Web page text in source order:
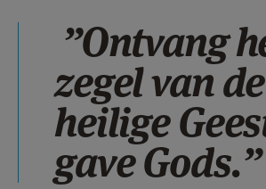
”Ontvang
zegel van de
heilige
gave Gods.”